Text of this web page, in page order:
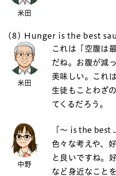
米田
(8) Hunger is the best
米田
これは「空腹は
だね。お腹が減
美味しい。これ
生徒もことわざ
てくるだろう。
中野
「～ is the best
色々な考えや、
と良いですね。
など身近なこと